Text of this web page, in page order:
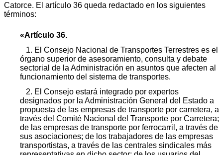
Catorce. El artículo 36 queda redactado en los siguientes
términos:
«Artículo 36.
1. El Consejo Nacional de Transportes Terrestres es el
órgano superior de asesoramiento, consulta y debate
sectorial de la Administración en asuntos que afecten al
funcionamiento del sistema de transportes.
2. El Consejo estará integrado por expertos
designados por la Administración General del Estado a
propuesta de las empresas de transporte por carretera, a
través del Comité Nacional del Transporte por Carretera;
de las empresas de transporte por ferrocarril, a través de
sus asociaciones; de los trabajadores de las empresas
transportistas, a través de las centrales sindicales más